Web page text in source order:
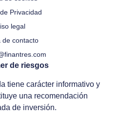
Privacidad
legal
de contacto
de riesgos
tiene carácter informativo y
una recomendación
de inversión.